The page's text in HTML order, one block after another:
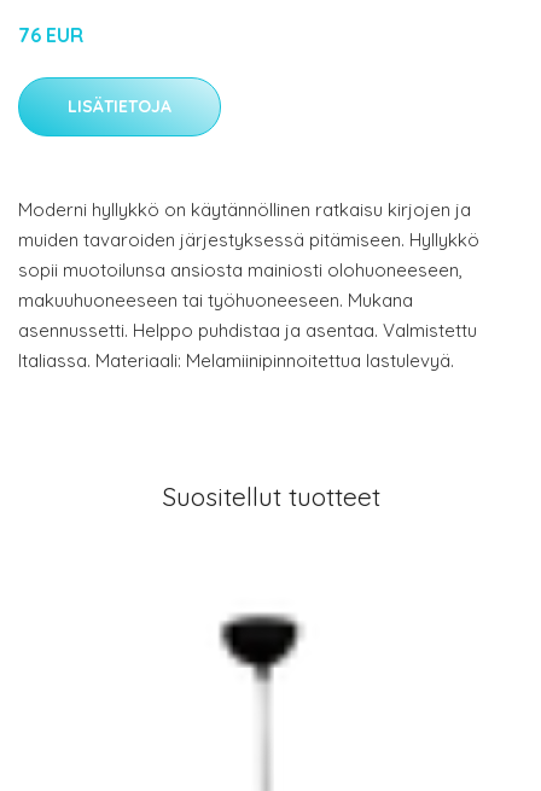
76 EUR
LISÄTIETOJA
Moderni hyllykkö on käytännöllinen ratkaisu kirjojen ja
muiden tavaroiden järjestyksessä pitämiseen. Hyllykkö
sopii muotoilunsa ansiosta mainiosti olohuoneeseen,
makuuhuoneeseen tai työhuoneeseen. Mukana
asennussetti. Helppo puhdistaa ja asentaa. Valmistettu
Italiassa. Materiaali: Melamiinipinnoitettua lastulevyä.
Suositellut tuotteet